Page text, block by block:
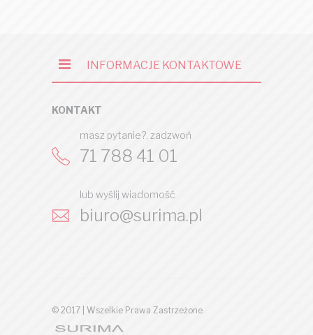
INFORMACJE KONTAKTOWE
KONTAKT
masz pytanie?, zadzwoń
71 788 41 01
lub wyślij wiadomość
biuro@surima.pl
© 2017 | Wszelkie Prawa Zastrzeżone